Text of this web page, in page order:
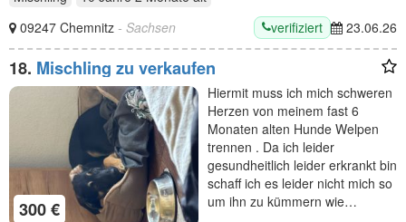
09247 Chemnitz - Sachsen verifiziert 23.06.26
18. Mischling zu verkaufen
300 €
Hiermit muss ich mich schweren
Herzen von meinem fast 6
Monaten alten Hunde Welpen
trennen . Da ich leider
gesundheitlich leider erkrankt bin
schaff ich es leider nicht mich so
um ihn zu kümmern wie…